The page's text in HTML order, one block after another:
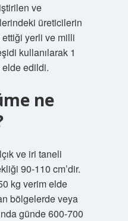
ve
üreticilerin
ettiği yerli ve milli
kullanılarak 1
edildi.
ne
ve iri taneli
90-110 cm’dir.
kg verim elde
bölgelerde veya
günde 600-700